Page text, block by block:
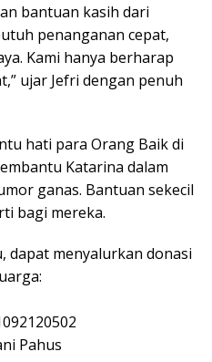
bantuan kasih dari
penanganan cepat,
Kami hanya berharap
ujar Jefri dengan penuh
hati para Orang Baik di
Katarina dalam
ganas. Bantuan sekecil
bagi mereka.
dapat menyalurkan donasi
Pahus